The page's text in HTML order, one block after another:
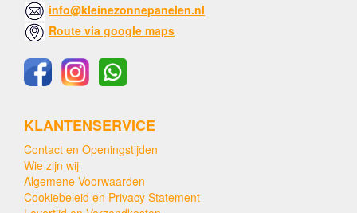
info@kleinezonnepanelen.nl
Route via google maps
KLANTENSERVICE
Contact en Openingstijden
Wie zijn wij
Algemene Voorwaarden
Cookiebeleid en Privacy Statement